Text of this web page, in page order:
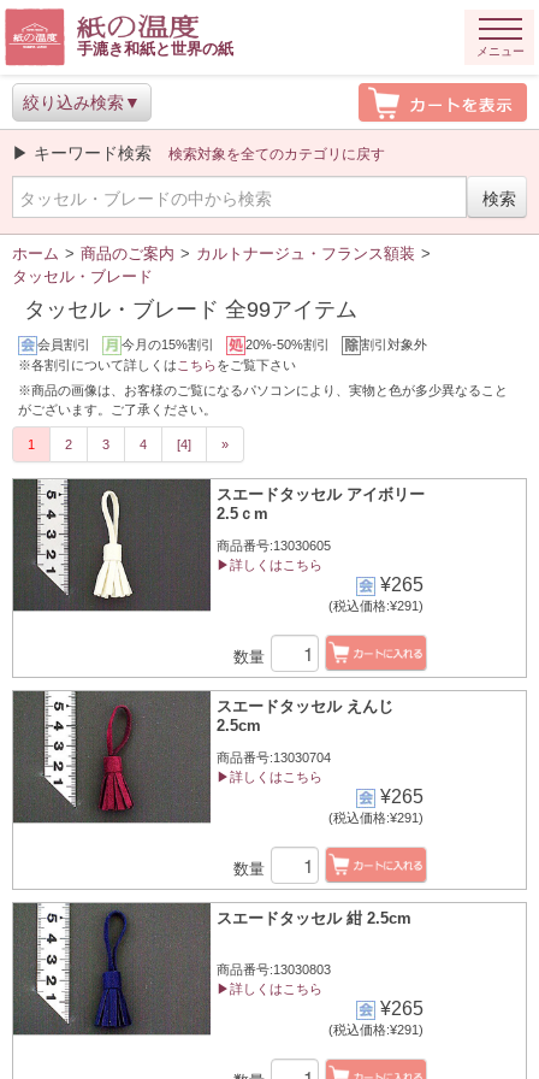
手漉き和紙と世界の紙 メニュー
絞り込み検索
▶ キーワード検索 検索対象を全てのカテゴリに戻す
ホーム > 商品のご案内 > カルトナージュ・フランス額装 >
タッセル・ブレード
タッセル・ブレード 全99アイテム
会員割引 今月の15%割引 20%-50%割引
割引対象外
※各割引について詳しくは こちらをご覧下さい
※商品の画像は、お客様のご覧になるパソコンにより、実物と色が多少異なること
がございます。ご了承ください。
1 2 3 4 [4] »
スエードタッセル アイボリー
2.5ｃm
商品番号:13030605
▶詳しくはこちら
¥265
(税込価格:¥291)
数量
スエードタッセル えんじ
2.5cm
商品番号:13030704
▶詳しくはこちら
¥265
(税込価格:¥291)
数量
スエードタッセル 紺 2.5cm
商品番号:13030803
▶詳しくはこちら
¥265
(税込価格:¥291)